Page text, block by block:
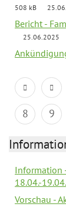
508 kB
Bericht -
25.06.2025
8
9
Information
18.04.-
Vorschau -